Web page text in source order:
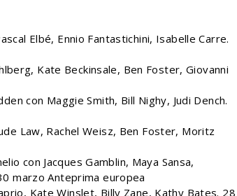
Elbé, Ennio Fantastichini, Isabelle Carre.
Kate Beckinsale, Ben Foster, Giovanni
con Maggie Smith, Bill Nighy, Judi Dench.
Law, Rachel Weisz, Ben Foster, Moritz
con Jacques Gamblin, Maya Sansa,
marzo Anteprima europea
Kate Winslet, Billy Zane, Kathy Bates. 28